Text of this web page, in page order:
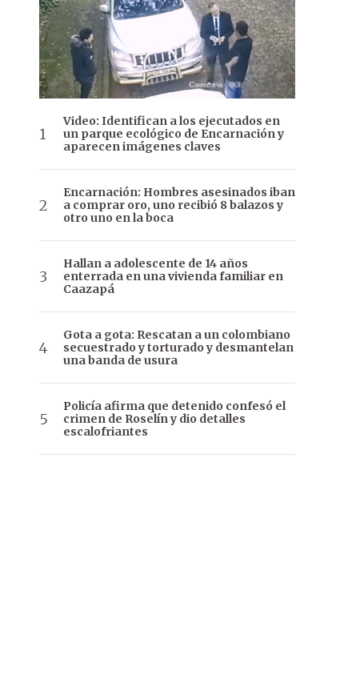
Video: Identifican a los ejecutados en
un parque ecológico de Encarnación y
aparecen imágenes claves
Encarnación: Hombres asesinados iban
a comprar oro, uno recibió 8 balazos y
otro uno en la boca
Hallan a adolescente de 14 años
enterrada en una vivienda familiar en
Caazapá
Gota a gota: Rescatan a un colombiano
secuestrado y torturado y desmantelan
una banda de usura
Policía afirma que detenido confesó el
crimen de Roselín y dio detalles
escalofriantes